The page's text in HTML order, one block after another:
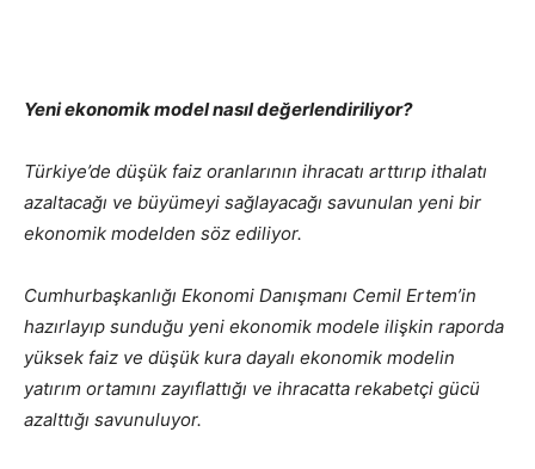
Yeni ekonomik model nasıl değerlendiriliyor?
Türkiye’de düşük faiz oranlarının ihracatı arttırıp ithalatı
azaltacağı ve büyümeyi sağlayacağı savunulan yeni bir
ekonomik modelden söz ediliyor.
Cumhurbaşkanlığı Ekonomi Danışmanı Cemil Ertem’in
hazırlayıp sunduğu yeni ekonomik modele ilişkin raporda
yüksek faiz ve düşük kura dayalı ekonomik modelin
yatırım ortamını zayıflattığı ve ihracatta rekabetçi gücü
azalttığı savunuluyor.